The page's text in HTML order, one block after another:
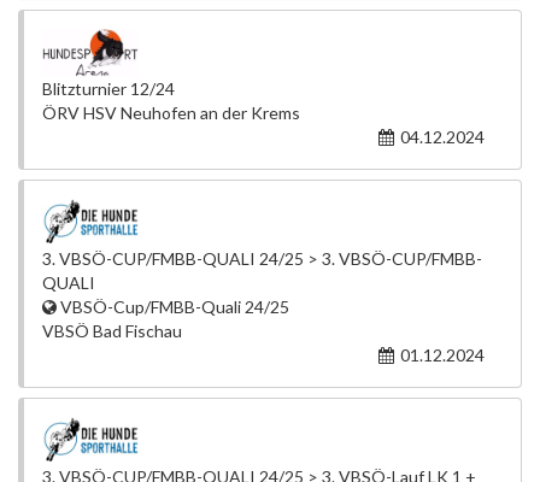
Blitzturnier 12/24
ÖRV HSV Neuhofen an der Krems
04.12.2024
3. VBSÖ-CUP/FMBB-QUALI 24/25 > 3. VBSÖ-CUP/FMBB-
QUALI
VBSÖ-Cup/FMBB-Quali 24/25
VBSÖ Bad Fischau
01.12.2024
3. VBSÖ-CUP/FMBB-QUALI 24/25 > 3. VBSÖ-Lauf LK 1 +